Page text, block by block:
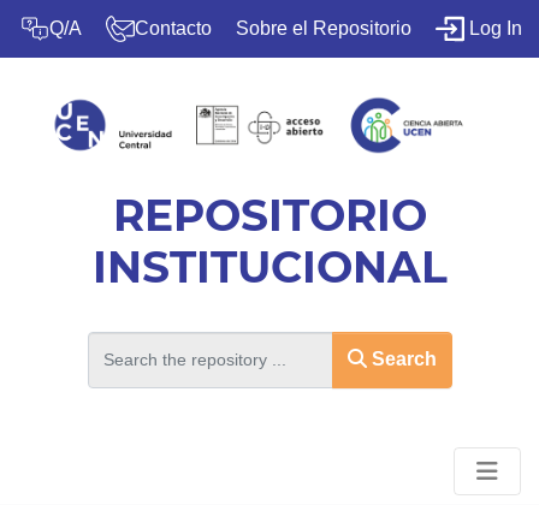
Q/A Contacto Sobre el Repositorio Log In
REPOSITORIO
INSTITUCIONAL
Search